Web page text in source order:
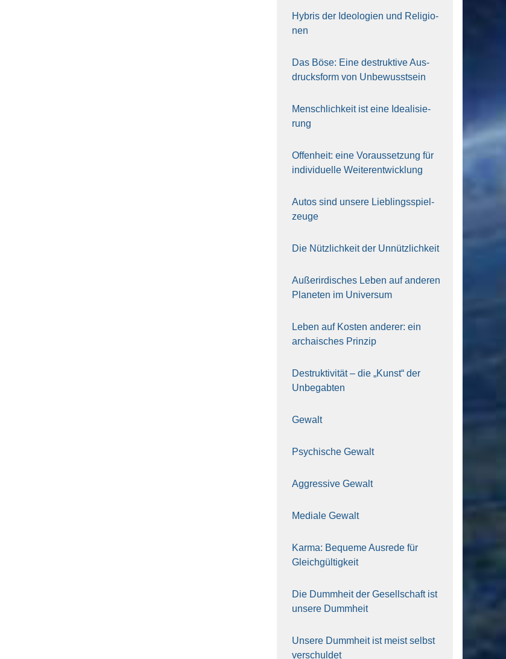
Hybris der Ideo­lo­gien und Reli­gio­
nen
Das Böse: Eine destruk­ti­ve Aus­
drucks­form von Unbe­wusst­sein
Mensch­lich­keit ist eine Idea­li­sie­
rung
Offen­heit: eine Vor­aus­set­zung für
indi­vi­du­el­le Wei­ter­ent­wick­lung
Autos sind unse­re Lieb­lings­spiel­
zeu­ge
Die Nütz­lich­keit der Unnütz­lich­keit
Außer­ir­di­sches Leben auf ande­ren
Pla­ne­ten im Uni­ver­sum
Leben auf Kos­ten ande­rer: ein
archai­sches Prin­zip
Destruk­ti­vi­tät – die „Kunst“ der
Unbe­gab­ten
Gewalt
Psy­chi­sche Gewalt
Aggres­si­ve Gewalt
Media­le Gewalt
Kar­ma: Beque­me Aus­re­de für
Gleich­gül­tig­keit
Die Dumm­heit der Gesell­schaft ist
unse­re Dumm­heit
Unse­re Dumm­heit ist meist selbst
ver­schul­det